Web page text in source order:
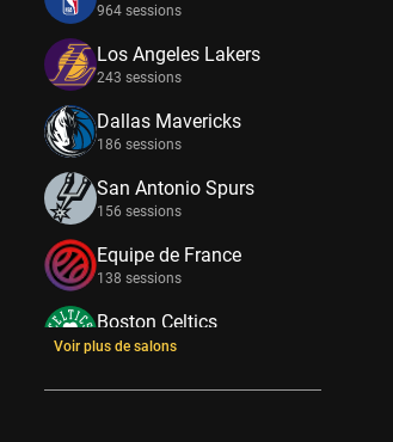
964 sessions
Los Angeles Lakers
243 sessions
Dallas Mavericks
186 sessions
San Antonio Spurs
156 sessions
Equipe de France
138 sessions
Boston Celtics
133 sessions
New York Knicks
Voir plus de salons